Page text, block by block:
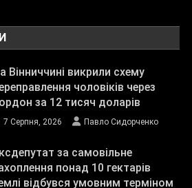
Вінниччині викрили схему
чоловіків через
за 12 тисяч доларів
7 Серпня, 2026 Павло Сидорченко
за самовільне
понад 10 гектарів
відбувся умовним терміном